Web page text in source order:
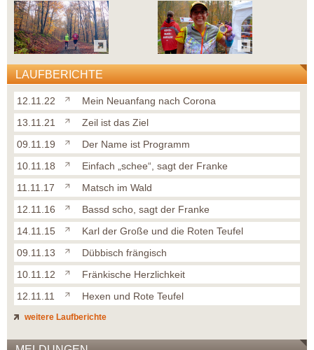
LAUFBERICHTE
12.11.22
Mein Neuanfang nach Corona
13.11.21
Zeil ist das Ziel
09.11.19
Der Name ist Programm
10.11.18
Einfach „schee“, sagt der Franke
11.11.17
Matsch im Wald
12.11.16
Bassd scho, sagt der Franke
14.11.15
Karl der Große und die Roten Teufel
09.11.13
Dübbisch frängisch
10.11.12
Fränkische Herzlichkeit
12.11.11
Hexen und Rote Teufel
weitere Laufberichte